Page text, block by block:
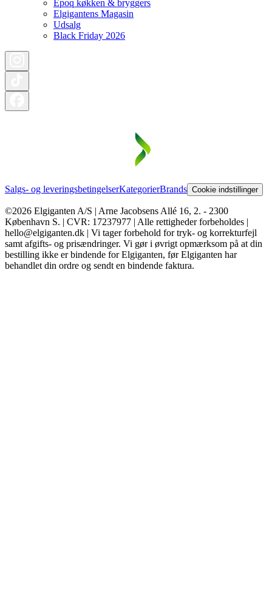
Epoq køkken & bryggers
Elgigantens Magasin
Udsalg
Black Friday 2026
Salgs- og leveringsbetingelserKategorierBrands Cookie indstillinger
©2026 Elgiganten A/S | Arne Jacobsens Allé 16, 2. - 2300
København S. | CVR: 17237977 | Alle rettigheder forbeholdes |
hello@elgiganten.dk | Vi tager forbehold for tryk- og korrekturfejl
samt afgifts- og prisændringer. Vi gør i øvrigt opmærksom på at din
bestilling ikke er bindende for Elgiganten, før Elgiganten har
behandlet din ordre og sendt en bindende faktura.